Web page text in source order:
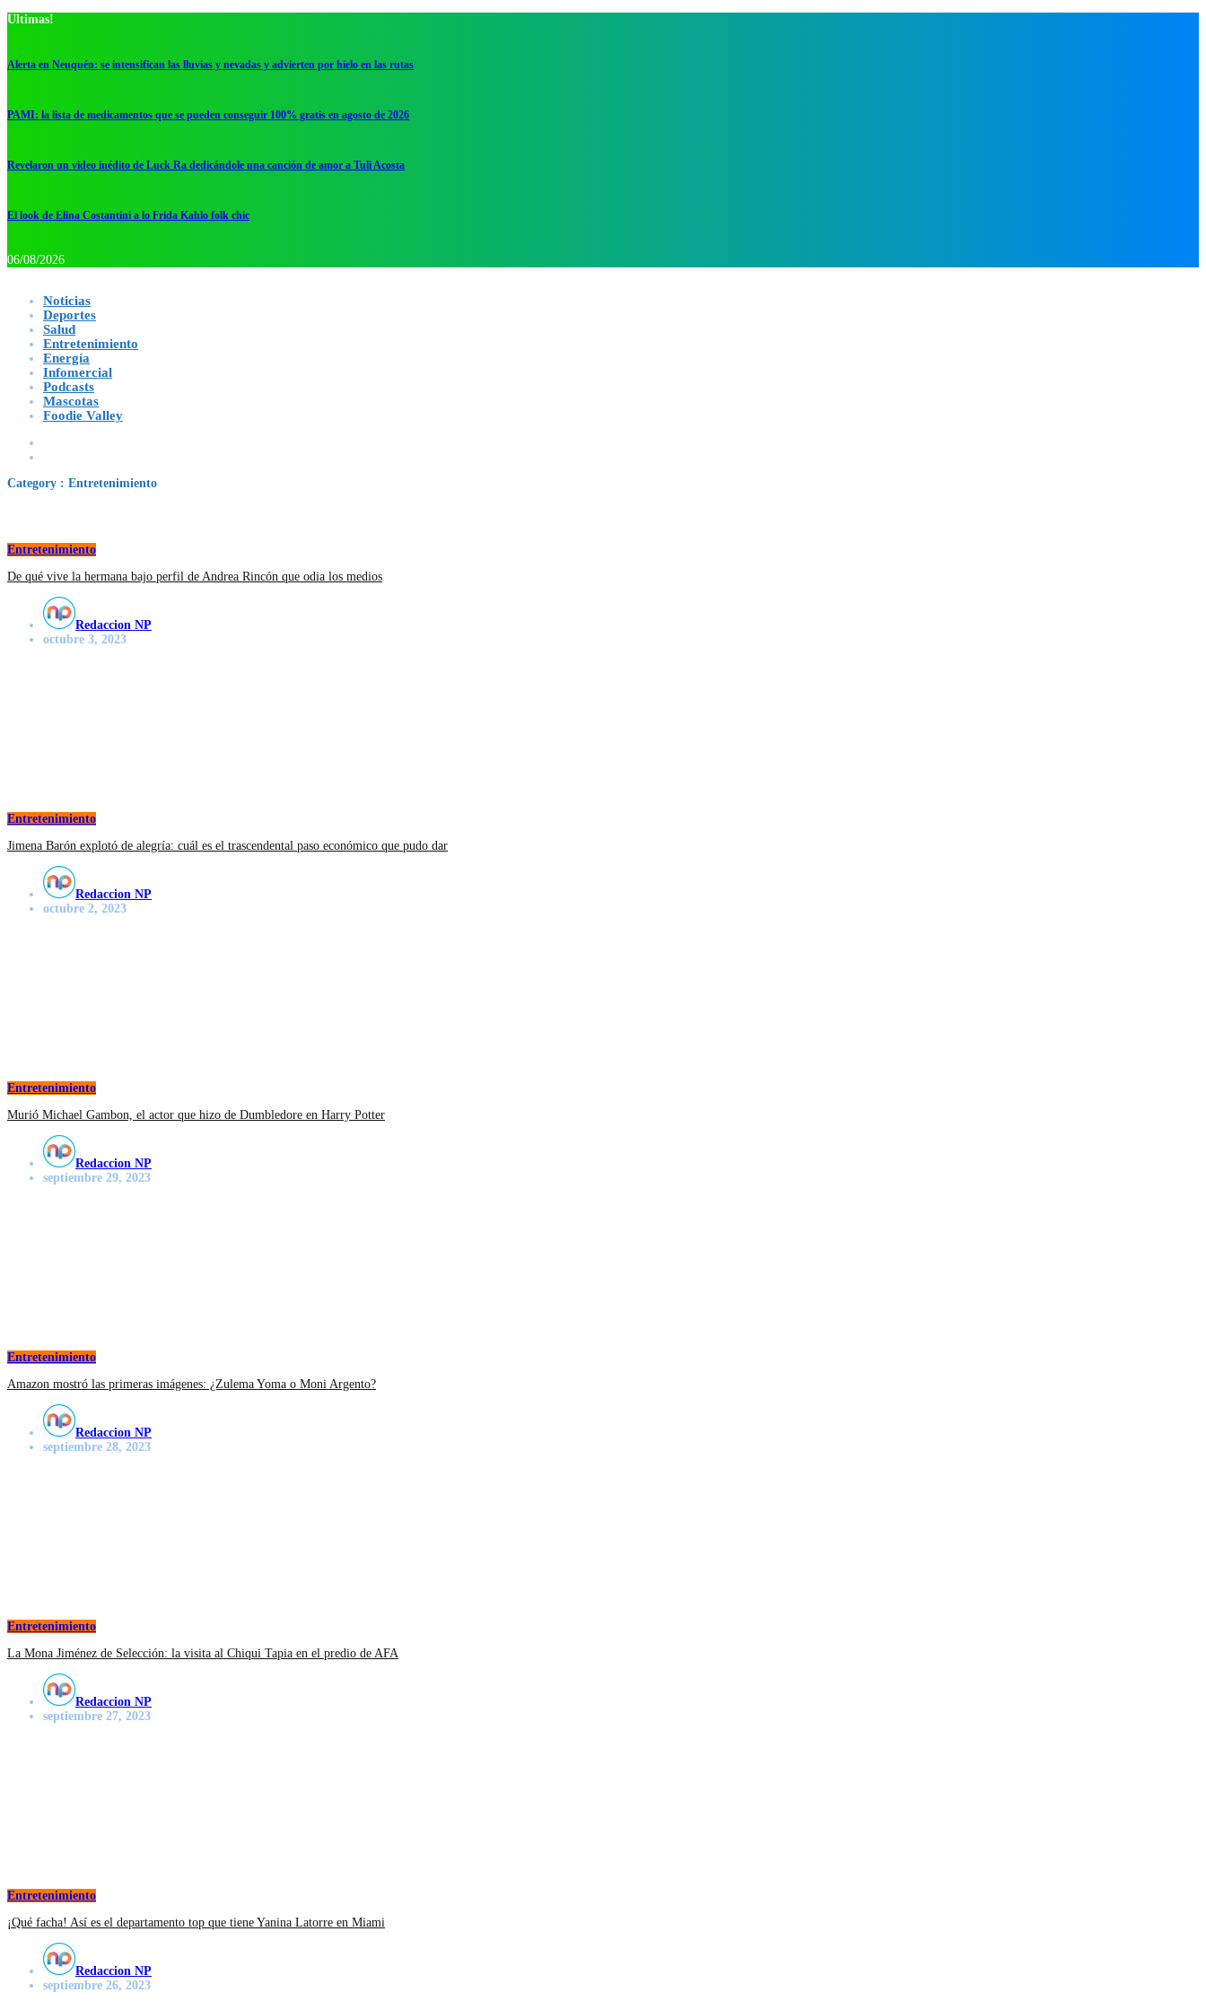
Ultimas!
Alerta en Neuquén: se intensifican las lluvias y nevadas y advierten por hielo en las rutas
PAMI: la lista de medicamentos que se pueden conseguir 100% gratis en agosto de 2026
Revelaron un video inédito de Luck Ra dedicándole una canción de amor a Tuli Acosta
El look de Elina Costantini a lo Frida Kahlo folk chic
06/08/2026
Noticias
Deportes
Salud
Entretenimiento
Energía
Infomercial
Podcasts
Mascotas
Foodie Valley
Category : Entretenimiento
Entretenimiento
De qué vive la hermana bajo perfil de Andrea Rincón que odia los medios
Redaccion NP
octubre 3, 2023
Entretenimiento
Jimena Barón explotó de alegría: cuál es el trascendental paso económico que pudo dar
Redaccion NP
octubre 2, 2023
Entretenimiento
Murió Michael Gambon, el actor que hizo de Dumbledore en Harry Potter
Redaccion NP
septiembre 29, 2023
Entretenimiento
Amazon mostró las primeras imágenes: ¿Zulema Yoma o Moni Argento?
Redaccion NP
septiembre 28, 2023
Entretenimiento
La Mona Jiménez de Selección: la visita al Chiqui Tapia en el predio de AFA
Redaccion NP
septiembre 27, 2023
Entretenimiento
¡Qué facha! Así es el departamento top que tiene Yanina Latorre en Miami
Redaccion NP
septiembre 26, 2023